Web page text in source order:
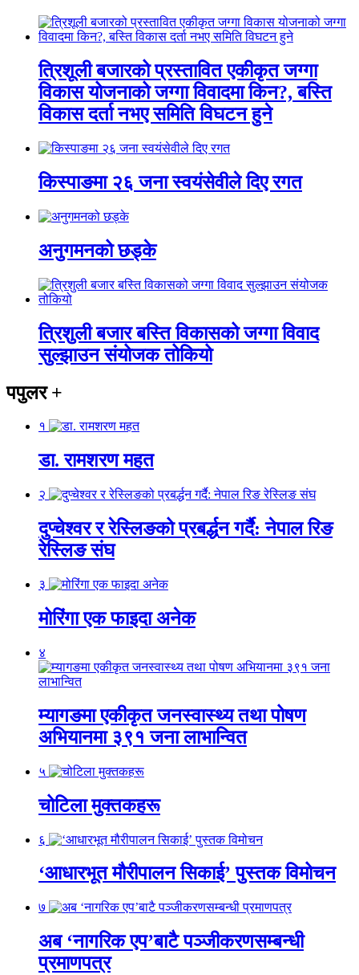
त्रिशूली बजारको प्रस्तावित एकीकृत जग्गा
विकास योजनाको जग्गा विवादमा किन?, बस्ति
विकास दर्ता नभए समिति विघटन हुने
किस्पाङमा २६ जना स्वयंसेवीले दिए रगत
अनुगमनको छड्के
त्रिशुली बजार बस्ति विकासको जग्गा विवाद
सुल्झाउन संयोजक तोकियो
पपुलर+
१
डा. रामशरण महत
२
दुप्चेश्वर र रेस्लिङको प्रबर्द्धन गर्दै: नेपाल रिङ
रेस्लिङ संघ
३
मोरिंगा एक फाइदा अनेक
४
म्यागङमा एकीकृत जनस्वास्थ्य तथा पोषण
अभियानमा ३९१ जना लाभान्वित
५
चोटिला मुक्तकहरू
६
‘आधारभूत मौरीपालन सिकाई’ पुस्तक विमोचन
७
अब ‘नागरिक एप’बाटै पञ्जीकरणसम्बन्धी
प्रमाणपत्र